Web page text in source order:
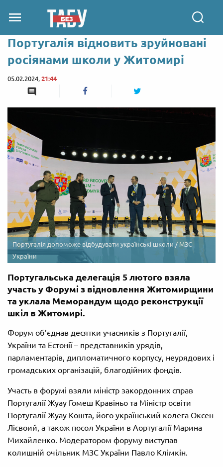
Португалія відновить зруйновані
росіянами школи у Житомирі
05.02.2024, 21:44
Португалія допоможе відбудувати українські школи / МЗС
України
Португальська делегація 5 лютого взяла
участь у Форумі з відновлення Житомирщини
та уклала Меморандум щодо реконструкції
шкіл в Житомирі.
Форум об’єднав десятки учасників з Португалії,
України та Естонії – представників урядів,
парламентарів, дипломатичного корпусу, неурядових і
громадських організацій, благодійних фондів.
Участь в форумі взяли міністр закордонних справ
Португалії Жуау Гомеш Кравіньо та Міністр освіти
Португалії Жуау Кошта, його український колега Оксен
Лісвоий, а також посол України в Аортугалії Марина
Михайленко. Модератором форуму виступав
колишній очільник МЗС України Павло Клімкін.